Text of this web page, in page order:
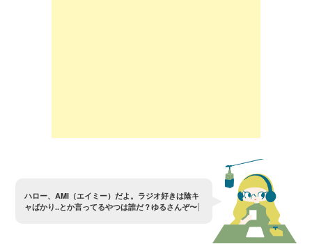
陰
ャば り ..とか言っ てる や つは誰 だ？ゆるさん
ぞ〜？